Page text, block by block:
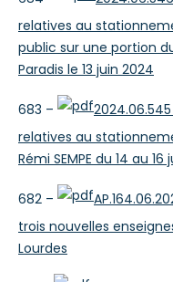
relatives au
public sur une portion
Paradis le 13 juin 2024
683 –
relatives au
Rémi SEMPE du 14 au 16
682 –
trois nouvelles
Lourdes